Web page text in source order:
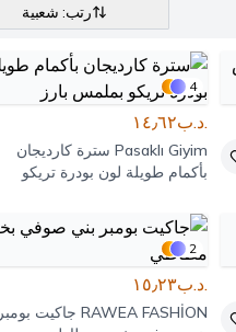
رتب: شعبية
4
.د.ب١٤٫٦٢
Pasaklı Giyim سترة كارديجان
بأكمام طويلة لون بودرة تريكو
2
.د.ب١٥٫٢٣
RAWEA FASHİON جاكيت بومبر